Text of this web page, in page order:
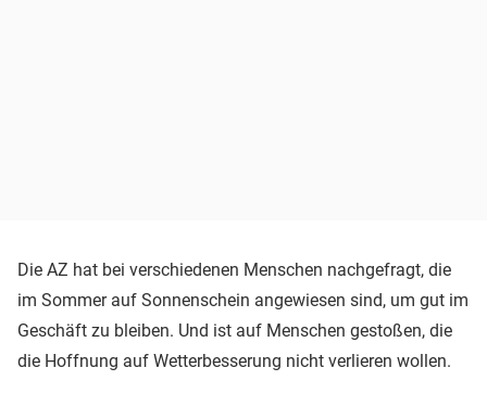
Die AZ hat bei verschiedenen Menschen nachgefragt, die
im Sommer auf Sonnenschein angewiesen sind, um gut im
Geschäft zu bleiben. Und ist auf Menschen gestoßen, die
die Hoffnung auf Wetterbesserung nicht verlieren wollen.